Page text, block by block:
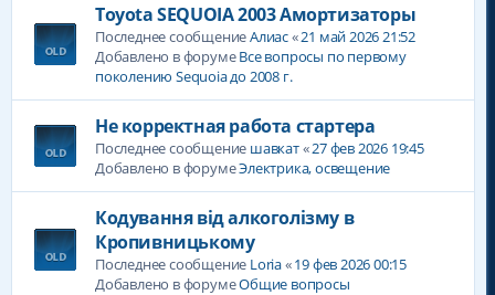
Toyota SEQUOIA 2003 Амортизаторы
Последнее сообщениеАлиас«21 май 2026 21:52
Добавлено в форумеВсе вопросы по первому
поколению Sequoia до 2008 г.
Не корректная работа стартера
Последнее сообщение шавкат«27 фев 2026 19:45
Добавлено в форумеЭлектрика, освещение
Кодування від алкоголізму в
Кропивницькому
Последнее сообщение Loria«19 фев 2026 00:15
Добавлено в форумеОбщие вопросы